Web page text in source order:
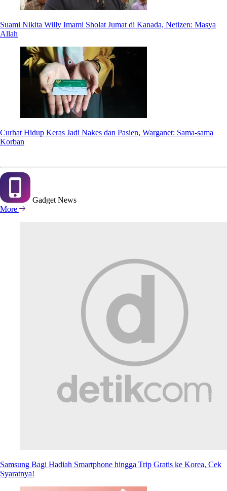
Suami Nikita Willy Imami Sholat Jumat di Kanada, Netizen: Masya
Allah
Curhat Hidup Keras Jadi Nakes dan Pasien, Warganet: Sama-sama
Korban
Gadget News
More
Samsung Bagi Hadiah Smartphone hingga Trip Gratis ke Korea, Cek
Syaratnya!